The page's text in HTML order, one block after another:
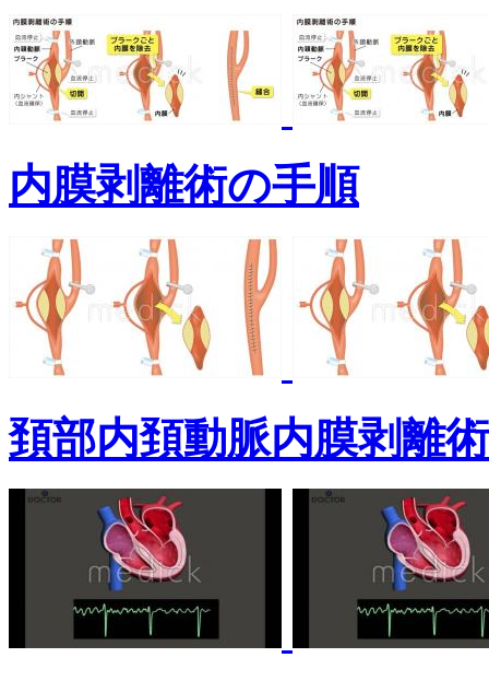
内膜剥離術の手順
頚部内頚動脈内膜剥離術